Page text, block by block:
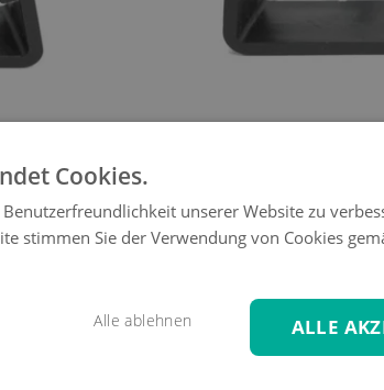
Cookies.
unserer Website zu
stimmen Sie der Verwendung von Cookies
ALLE
Alle ablehnen